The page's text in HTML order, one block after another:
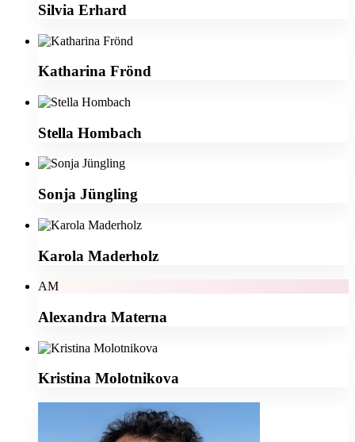
Silvia Erhard
Katharina Frönd
Stella Hombach
Sonja Jüngling
Karola Maderholz
AM
Alexandra Materna
Kristina Molotnikova